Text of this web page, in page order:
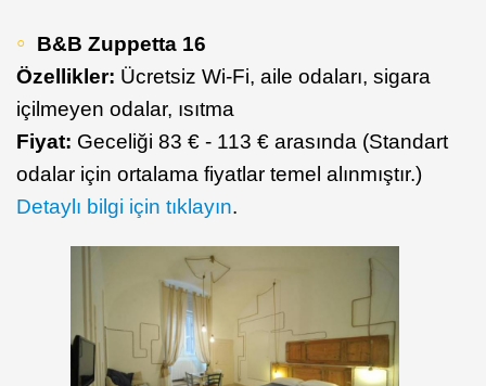
B&B Zuppetta 16
Özellikler: Ücretsiz Wi-Fi, aile odaları, sigara
içilmeyen odalar, ısıtma
Fiyat: Geceliği 83 € - 113 € arasında (Standart
odalar için ortalama fiyatlar temel alınmıştır.)
Detaylı bilgi için tıklayın.